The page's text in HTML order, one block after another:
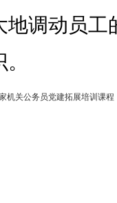
调动员
机关公务员党建拓展培训课程